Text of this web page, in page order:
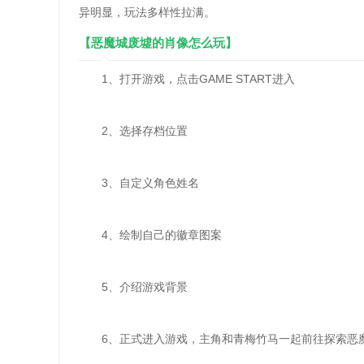
异明显，玩法多样性拉满。
【恶魔城废墟的肖像怎么玩】
1、打开游戏，点击GAME START进入
2、选择存档位置
3、自定义角色姓名
4、绘制自己的徽章图案
5、介绍游戏背景
6、正式进入游戏，主角和青梅竹马一起前往探索恶